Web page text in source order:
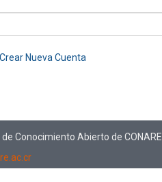
Crear Nueva Cuenta
Conocimiento Abierto de CONARE